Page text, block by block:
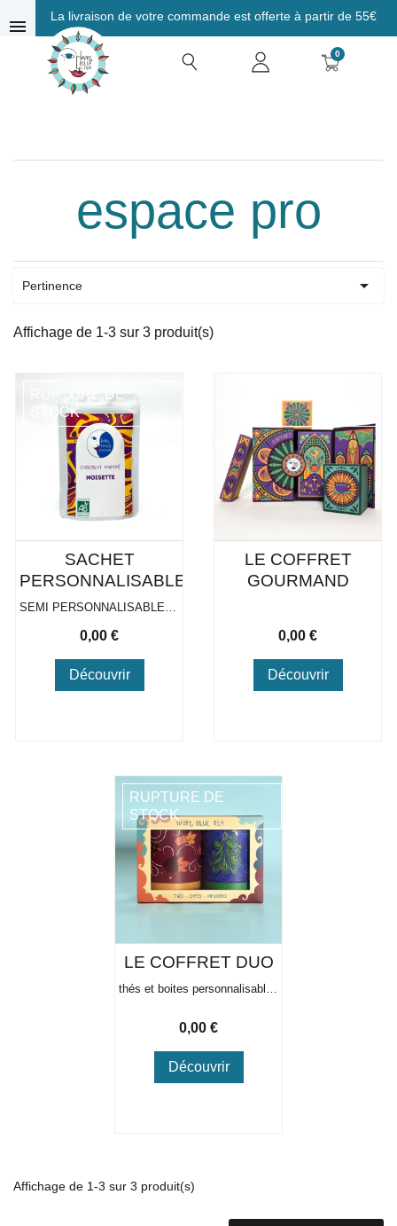
La livraison de votre commande est offerte à partir de 55€
0
espace pro
Pertinence 
Affichage de 1-3 sur 3 produit(s)
SACHET
PERSONNALISABLE
Prix
0,00 €
Découvrir
RUPTURE DE
STOCK
LE COFFRET
GOURMAND
Prix
0,00 €
Découvrir
LE COFFRET DUO
thés et boites personnalisables
Prix
0,00 €
Découvrir
RUPTURE DE
STOCK
Affichage de 1-3 sur 3 produit(s)
menu